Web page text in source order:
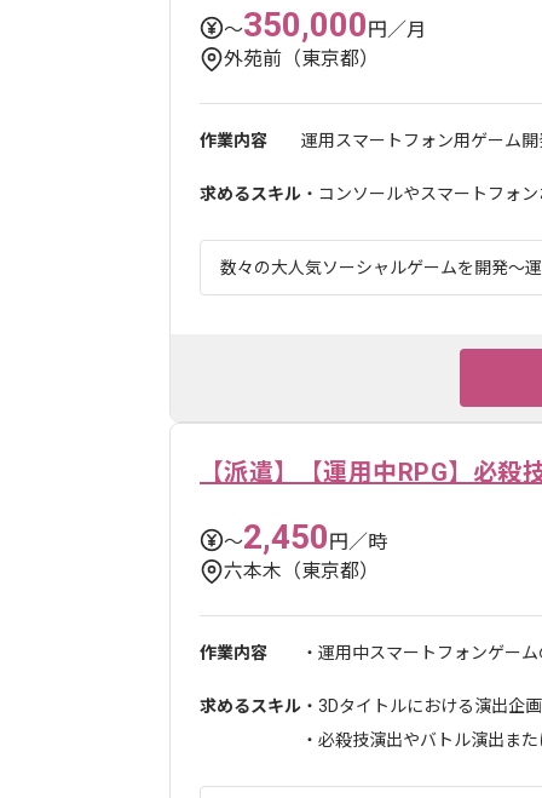
〜350,000円／月
外苑前（東京都）
作業内容 運用スマートフォン用ゲーム
求めるスキル ・コンソールやスマートフォ
数々の大人気ソーシャルゲームを開発～
【派遣】【運用中RPG】必殺
〜2,450円／時
六本木（東京都）
作業内容 ・運用中スマートフォンゲー
求めるスキル ・3Dタイトルにおける演出企
・必殺技演出やバトル演出ま